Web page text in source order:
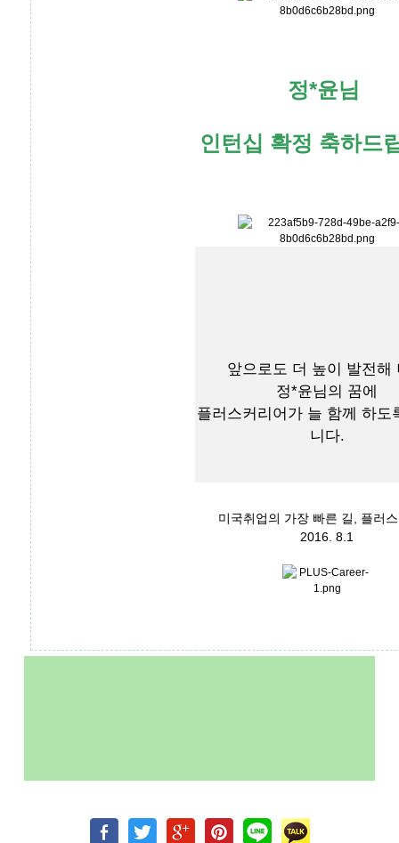
정*윤님
인턴십 확정 축하드
앞으로도 더 높이 발전해
정*윤님의 꿈에
플러스커리어가 늘 함께 하도
니다.
미국취업의 가장 빠른 길, 플러
2016. 8.1